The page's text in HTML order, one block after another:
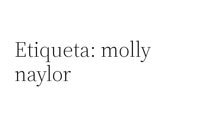
Etiqueta: molly
naylor